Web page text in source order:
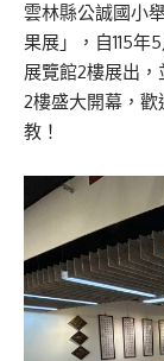
雲林縣公誠國小
果展」，自115年
展覽館2樓展出
2樓盛大開幕，
教！